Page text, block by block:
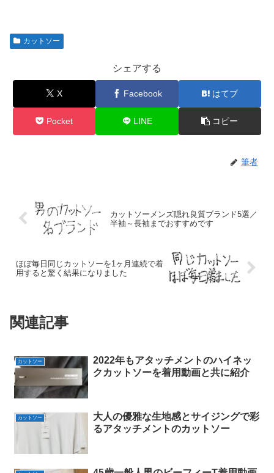
カットソー
シェアする
X Facebook はてブ
Pocket LINE コピー
筆者
カットソーメンズ隠れ良質ブランド5選／
半袖～長袖までおすすめです
ほぼ毎日同じカットソーを1ヶ月連続で着
用すると驚く結果になりました
関連記事
カットソー
2022年もアタッチメントのハイネッ
クカットソーを着用動画と共に紹介
カットソー
大人の優雅な生地感とサイジングで彩
るアタッチメントのカットソー